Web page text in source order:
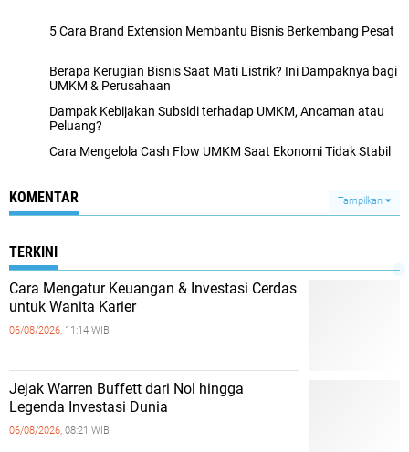
5 Cara Brand Extension Membantu Bisnis Berkembang Pesat
Berapa Kerugian Bisnis Saat Mati Listrik? Ini Dampaknya bagi
UMKM & Perusahaan
Dampak Kebijakan Subsidi terhadap UMKM, Ancaman atau
Peluang?
Cara Mengelola Cash Flow UMKM Saat Ekonomi Tidak Stabil
KOMENTAR Tampilkan
TERKINI
Cara Mengatur Keuangan & Investasi Cerdas
untuk Wanita Karier
06/08/2026, 11:14 WIB
Jejak Warren Buffett dari Nol hingga
Legenda Investasi Dunia
06/08/2026, 08:21 WIB